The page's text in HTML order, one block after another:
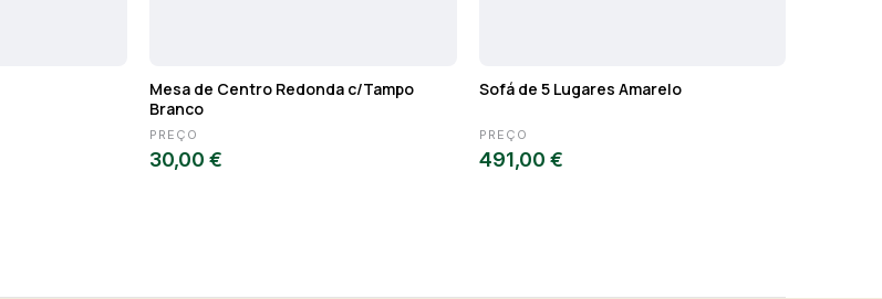
Mesa de Centro Redonda c/Tampo
Branco
PREÇO
30,00 €
Sofá de 5 Lugares Amarelo
PREÇO
491,00 €